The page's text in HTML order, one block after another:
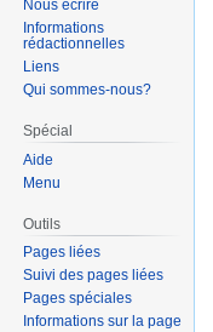
Nous écrire
Informations
rédactionnelles
Liens
Qui sommes-nous?
Spécial
Aide
Menu
Outils
Pages liées
Suivi des pages liées
Pages spéciales
Informations sur la page